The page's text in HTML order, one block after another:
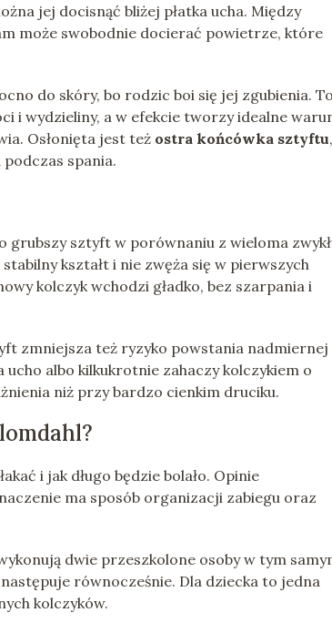
jej docisnąć bliżej płatka ucha. Między
może swobodnie docierać powietrze, które
do skóry, bo rodzic boi się jej zgubienia. To
i wydzieliny, a w efekcie tworzy idealne
Osłonięta jest też ostra końcówka sztyftu,
spania.
grubszy sztyft w porównaniu z wieloma
kształt i nie zwęża się w pierwszych
kolczyk wchodzi gładko, bez szarpania i
zmniejsza też ryzyko powstania nadmiernej
albo kilkukrotnie zahaczy kolczykiem o
niż przy bardzo cienkim druciku.
i jak długo będzie bolało. Opinie
ma sposób organizacji zabiegu oraz
dwie przeszkolone osoby w tym
równocześnie. Dla dziecka to jedna
kolczyków.